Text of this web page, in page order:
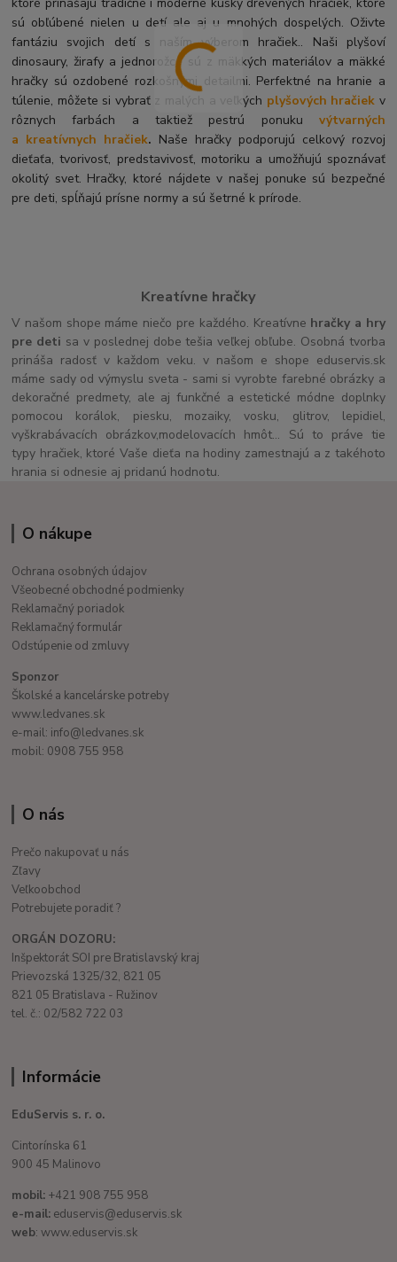
sú obľúbené nielen u detí ale aj u mnohých dospelých. Oživte
fantáziu svojich detí s naším výberom hračiek.. Naši plyšoví
dinosaury, žirafy a jednorožce sú z mäkkých materiálov a mäkké
hračky sú ozdobené rozkošnými detailmi. Perfektné na hranie a
túlenie, môžete si vybrať z malých a veľkých plyšových hračiek v
rôznych farbách a taktiež pestrú ponuku výtvarných
a kreatívnych hračiek. Naše hračky podporujú celkový rozvoj
dieťaťa, tvorivosť, predstavivosť, motoriku a umožňujú spoznávať
okolitý svet. Hračky, ktoré nájdete v našej ponuke sú bezpečné
pre deti, spĺňajú prísne normy a sú šetrné k prírode.
Kreatívne hračky
V našom shope máme niečo pre každého. Kreatívne hračky a hry
pre deti sa v poslednej dobe tešia veľkej obľube. Osobná tvorba
prináša radosť v každom veku. v našom e shope eduservis.sk
máme sady od výmyslu sveta - sami si vyrobte farebné obrázky a
dekoračné predmety, ale aj funkčné a estetické módne doplnky
pomocou korálok, piesku, mozaiky, vosku, glitrov, lepidiel,
vyškrabávacích obrázkov,modelovacích hmôt... Sú to práve tie
typy hračiek, ktoré Vaše dieťa na hodiny zamestnajú a z takéhoto
hrania si odnesie aj pridanú hodnotu.
O nákupe
Ochrana osobných údajov
Všeobecné obchodné podmienky
Reklamačný poriadok
Reklamačný formulár
Odstúpenie od zmluvy
Sponzor
Školské a kancelárske potreby
www.ledvanes.sk
e-mail: info@ledvanes.sk
mobil: 0908 755 958
O nás
Prečo nakupovať u nás
Zľavy
Veľkoobchod
Potrebujete poradiť ?
ORGÁN DOZORU:
Inšpektorát SOI pre Bratislavský kraj
Prievozská 1325/32, 821 05
821 05 Bratislava - Ružinov
tel. č.: 02/582 722 03
Informácie
EduServis s. r. o.
Cintorínska 61
900 45 Malinovo
mobil: +421 908 755 958
e-mail: eduservis@eduservis.sk
web: www.eduservis.sk